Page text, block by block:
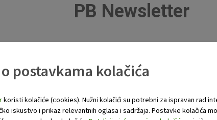
PB Newsletter
postavkama kolačića
koristi kolačiće (cookies). Nužni kolačići su potrebni za ispravan rad
iskustvo i prikaz relevantnih oglasa i sadržaja. Postavke kolačića